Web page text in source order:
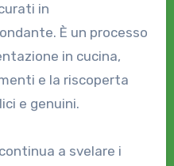
in
È un processo
in cucina,
e la riscoperta
e genuini.
a svelare i